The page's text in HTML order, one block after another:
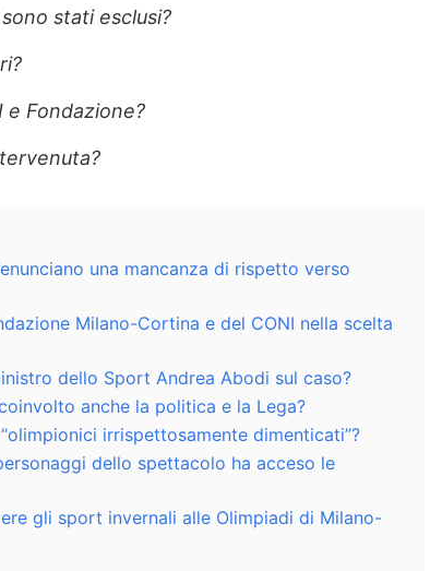
stati esclusi?
e Fondazione?
una mancanza di rispetto verso
Milano-Cortina e del CONI nella scelta
dello Sport Andrea Abodi sul caso?
anche la politica e la Lega?
irrispettosamente dimenticati”?
dello spettacolo ha acceso le
gli sport invernali alle Olimpiadi di Milano-